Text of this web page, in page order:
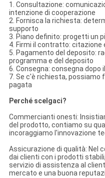
1. Consultazione:
intenzione di cooperazione
2. Fornisca la richiesta:
supporto
3. Piano definito: progetti un
4. Firmi il contratto:
5. Pagamento del deposito:
programma e del deposito
6. Consegna: consegna dopo
7. Se c'è richiesta,
pagata
Perché scelgaci?
Commercianti onesti:
del prodotto, contiamo su
incoraggiamo l'innovazione
Assicurazione di qualità: Nel
dai clienti con i prodotti
servizio di assistenza al
mercato e una buona